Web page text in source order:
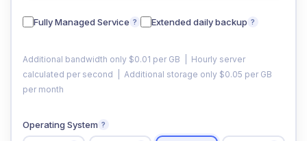
Fully Managed Service ? Extended daily backup ?
Additional bandwidth only $0.01 per GB | Hourly server
calculated per second | Additional storage only $0.05 per GB
per month
Operating System ?